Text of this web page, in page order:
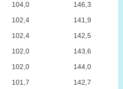
104,0
146,3
102,4
141,9
102,4
142,5
102,0
143,6
102,0
144,0
101,7
142,7